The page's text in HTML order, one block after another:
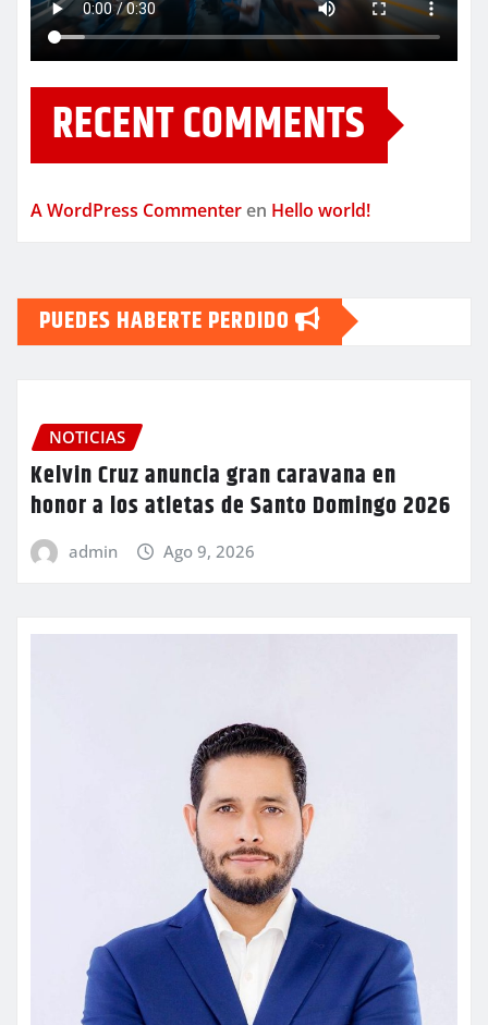
RECENT COMMENTS
A WordPress Commenter en Hello world!
PUEDES HABERTE PERDIDO
NOTICIAS
Kelvin Cruz anuncia gran caravana en
honor a los atletas de Santo Domingo 2026
admin Ago 9, 2026